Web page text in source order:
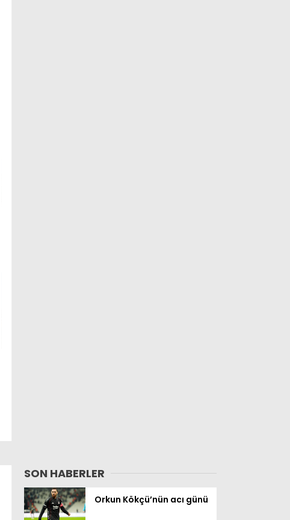
SON HABERLER
Orkun Kökçü’nün acı günü